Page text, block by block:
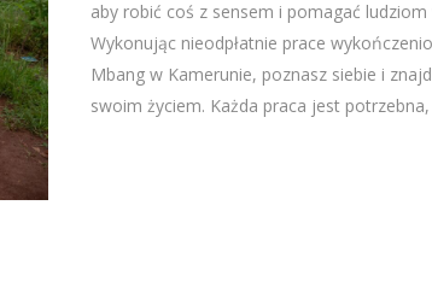
aby robić coś z sensem i pomagać
Wykonując nieodpłatnie prace
Mbang w Kamerunie, poznasz siebie i
swoim życiem. Każda praca jest